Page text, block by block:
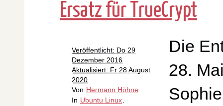
Ersatz für TrueCrypt
Veröffentlicht: Do 29
Dezember 2016
Aktualisiert: Fr 28 August
2020
Von Hermann Höhne
In Ubuntu Linux.
Die
28.